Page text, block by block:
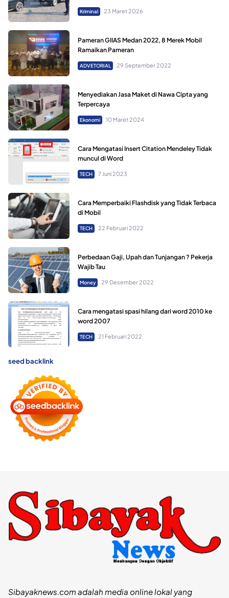
Kriminal 23 Maret 2026
Pameran GIIAS Medan 2022, 8 Merek Mobil
Ramaikan Pameran
ADVETORIAL 29 September 2022
Menyediakan Jasa Maket di Nawa Cipta yang
Terpercaya
Ekonomi 10 Maret 2024
Cara Mengatasi Insert Citation Mendeley Tidak
muncul di Word
TECH 7 Juni 2023
Cara Memperbaiki Flashdisk yang Tidak Terbaca
di Mobil
TECH 22 Februari 2022
Perbedaan Gaji, Upah dan Tunjangan ? Pekerja
Wajib Tau
Money 29 Desember 2022
Cara mengatasi spasi hilang dari word 2010 ke
word 2007
TECH 21 Februari 2022
seed backlink
Sibayaknews.com adalah media online lokal yang